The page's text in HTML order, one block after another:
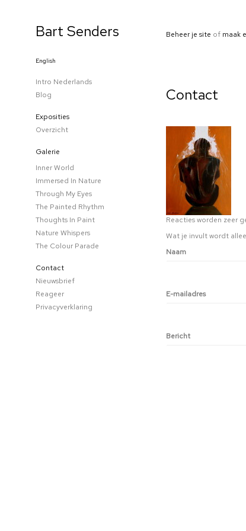
Beheer je site of maak
Contact
Reacties worden zeer
Wat je invult wordt
Naam
E-mailadres
Bericht
Bart Senders
English
Intro Nederlands
Blog
Exposities
Overzicht
Galerie
Inner World
Immersed In Nature
Through My Eyes
The Painted Rhythm
Thoughts In Paint
Nature Whispers
The Colour Parade
Contact
Nieuwsbrief
Reageer
Privacyverklaring